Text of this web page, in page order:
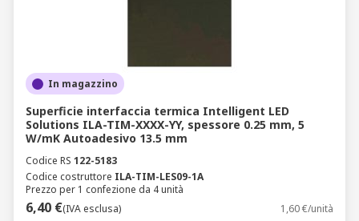
In magazzino
Superficie interfaccia termica Intelligent LED
Solutions ILA-TIM-XXXX-YY, spessore 0.25 mm, 5
W/mK Autoadesivo 13.5 mm
Codice RS 122-5183
Codice costruttore ILA-TIM-LES09-1A
Prezzo per 1 confezione da 4 unità
6,40 €(IVA esclusa) 1,60 €/unità